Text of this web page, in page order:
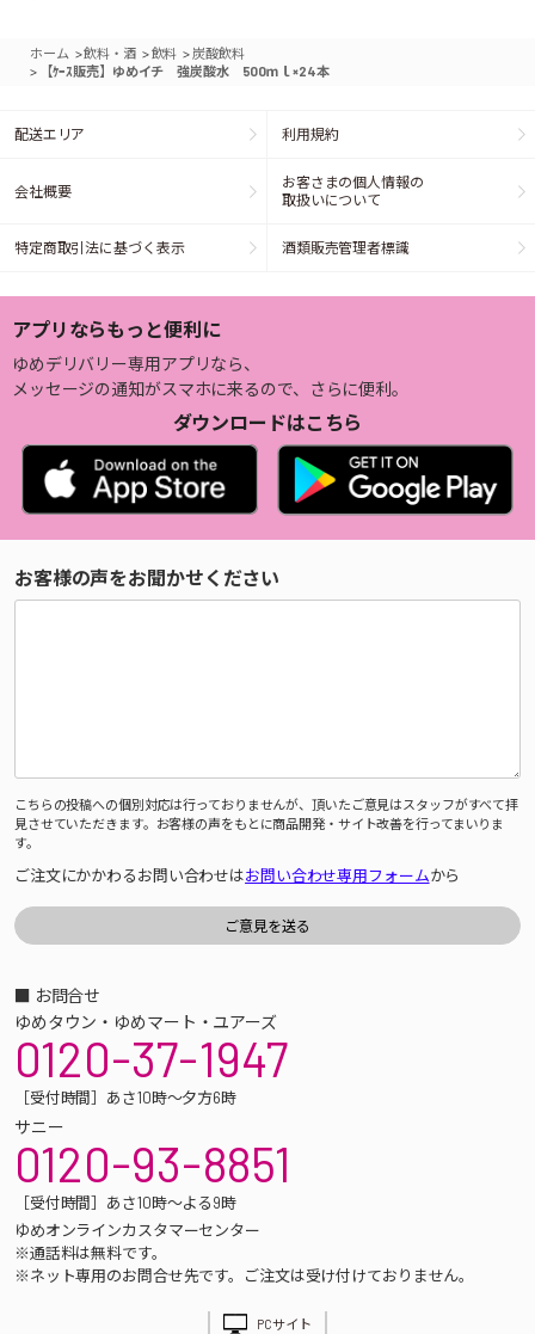
ホーム >飲料・酒 >飲料 > 炭酸飲料
> 【ｹｰｽ販売】ゆめイチ 強炭酸水 500ｍｌ×24本
配送エリア 利用規約
会社概要
お客さまの個人情報の
取扱いについて
特定商取引法に基づく表示 酒類販売管理者標識
アプリならもっと便利に
ゆめデリバリー専用アプリなら、
メッセージの通知がスマホに来るので、さらに便利。
ダウンロードはこちら
お客様の声をお聞かせください
こちらの投稿への個別対応は行っておりませんが、頂いたご意見はスタッフがすべて拝
見させていただきます。お客様の声をもとに商品開発・サイト改善を行ってまいりま
す。
ご注文にかかわるお問い合わせはお問い合わせ専用フォームから
■ お問合せ
ゆめタウン・ゆめマート・ユアーズ
0120-37-1947
［受付時間］あさ10時～夕方6時
サニー
0120-93-8851
［受付時間］あさ10時～よる9時
ゆめオンラインカスタマーセンター
※通話料は無料です。
※ネット専用のお問合せ先です。ご注文は受け付けておりません。
PCサイト